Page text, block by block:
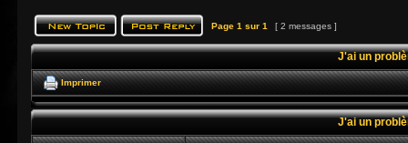
Page 1 sur 1 [ 2 messages ]
J'ai un
Imprimer
J'ai un